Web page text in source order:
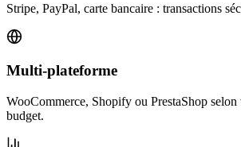
Stripe, PayPal, carte bancaire : transactions
Multi-plateforme
WooCommerce, Shopify ou PrestaShop selon
budget.